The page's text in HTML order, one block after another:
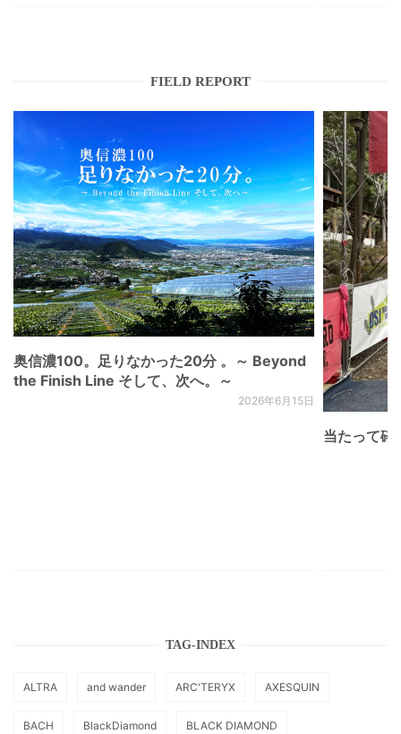
FIELD REPORT
奥信濃100。足りなかった20分 。～ Beyond
the Finish Line そして、次へ。～
2026年6月15日
当たって砕
TAG-INDEX
ALTRA and wander ARC'TERYX AXESQUIN
BACH BlackDiamond BLACK DIAMOND